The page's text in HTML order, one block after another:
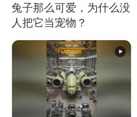
兔子那么可爱，为什么没
人把它当宠物？